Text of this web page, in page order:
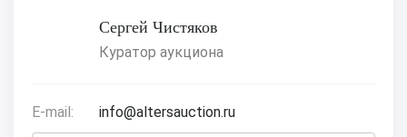
Сергей Чистяков
Куратор аукциона
E-mail: info@altersauction.ru